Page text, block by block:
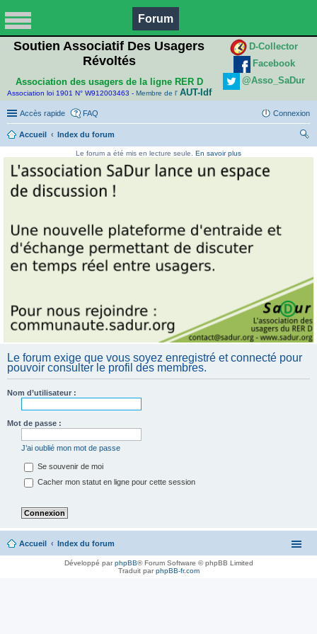
Forum
Soutien Associatif Des Usagers
Révoltés
Association des usagers de la ligne RER D
Association loi 1901 N° W912003463 - Membre de l' AUT-Idf
D-Collector
Facebook
@Asso_SaDur
Accès rapide FAQ Connexion
Accueil
Index du forum
Le forum a été mis en lecture seule. En savoir plus
Le forum exige que vous soyez enregistré et connecté pour
pouvoir consulter le profil des membres.
Nom d’utilisateur :
Mot de passe :
J’ai oublié mon mot de passe
Se souvenir de moi
Cacher mon statut en ligne pour cette session
Accueil Index du forum
Développé parphpBB® Forum Software © phpBB Limited
Traduit parphpBB-fr.com